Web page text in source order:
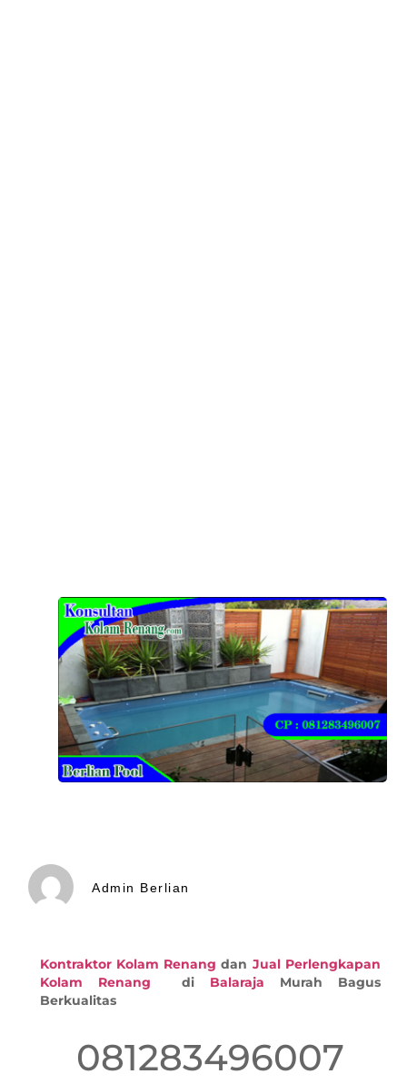
Admin Berlian
Kontraktor Kolam Renang dan Jual Perlengkapan
Kolam Renang
di Balaraja Murah Bagus
Berkualitas
081283496007